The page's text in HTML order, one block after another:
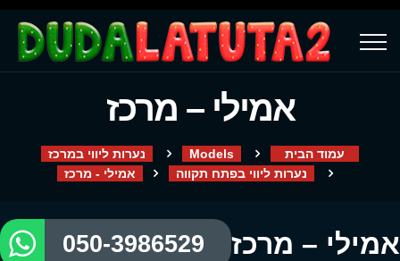
אמילי – מרכז
עמוד הבית Models
נערות ליווי במרכז
נערות ליווי בפתח תקווה
אמילי - מרכז
אמילי – מרכז 050-3986529